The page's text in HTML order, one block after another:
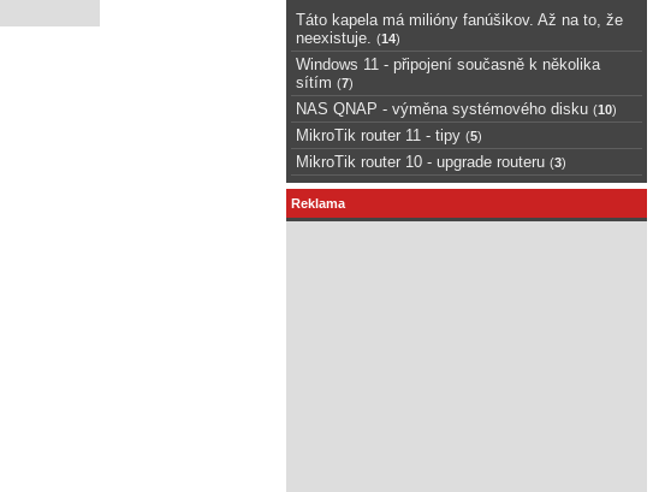
Táto kapela má milióny fanúšikov. Až na to, že
neexistuje.
(14)
Windows 11 - připojení současně k několika
sítím (7)
NAS QNAP - výměna systémového disku (10)
MikroTik router 11 - tipy (5)
MikroTik router 10 - upgrade routeru (3)
Reklama